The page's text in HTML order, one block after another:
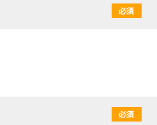
必須
必須